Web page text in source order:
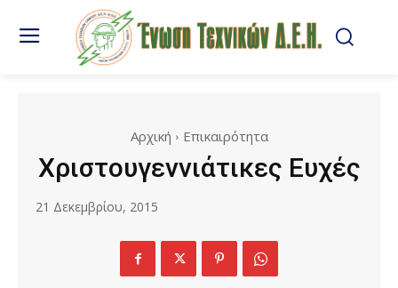
Αρχική Επικαιρότητα
Χριστουγεννιάτικες Ευχές
21 Δεκεμβρίου, 2015